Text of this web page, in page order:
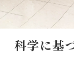
科学に基